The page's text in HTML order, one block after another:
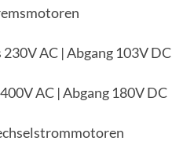
AC | Abgang 103V DC
AC | Abgang 180V DC